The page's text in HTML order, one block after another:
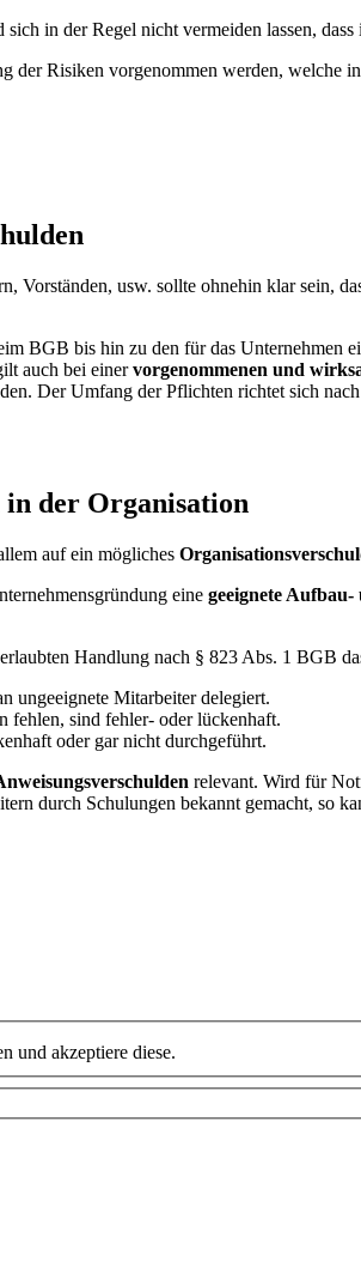
in der Regel nicht vermeiden lassen,
der Risiken vorgenommen werden, welche
Vorständen, usw. sollte ohnehin klar sein,
BGB bis hin zu den für das
auch bei einervorgenommenen und
Der Umfang der Pflichten richtet sich
der Organisation
auf ein mögliches
eine geeignete
Handlung nach § 823 Abs. 1 BGB
ungeeignete Mitarbeiter delegiert.
fehlen, sind fehler- oder lückenhaft.
oder gar nicht durchgeführt.
relevant. Wird für
durch Schulungen bekannt gemacht, so
und akzeptiere diese.